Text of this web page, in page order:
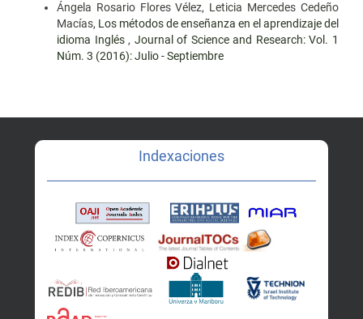
Ángela Rosario Flores Vélez, Leticia Mercedes Cedeño
Macías, Los métodos de enseñanza en el aprendizaje del
idioma Inglés, Journal of Science and Research: Vol. 1
Núm. 3 (2016): Julio - Septiembre
Indexaciones